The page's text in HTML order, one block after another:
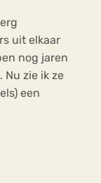
uit elkaar
nog jaren
zie ik ze
een